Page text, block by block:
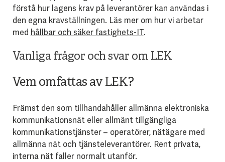
förstå hur lagens krav på leverantörer kan användas i
den egna kravställningen. Läs mer om hur vi arbetar
med hållbar och säker fastighets-IT.
Vanliga frågor och svar om LEK
Vem omfattas av LEK?
Främst den som tillhandahåller allmänna elektroniska
kommunikationsnät eller allmänt tillgängliga
kommunikationstjänster – operatörer, nätägare med
allmänna nät och tjänsteleverantörer. Rent privata,
interna nät faller normalt utanför.